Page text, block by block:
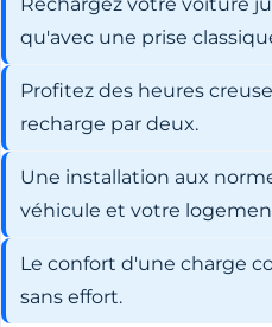
qu'avec une prise
Profitez des heures
recharge par deux.
Une installation aux
véhicule et votre
Le confort d'une charge
sans effort.